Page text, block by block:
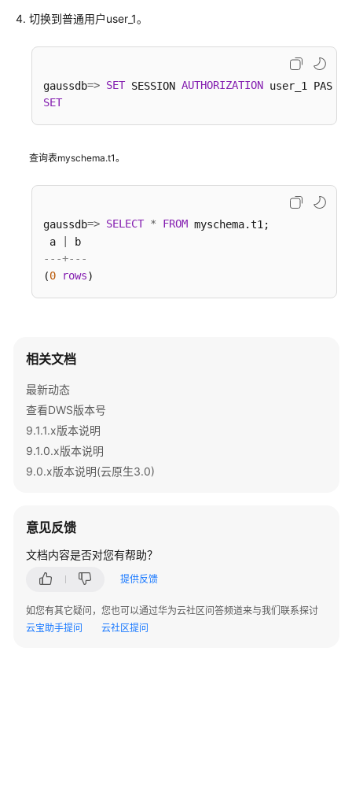
切换到普通用户user_1。
gaussdb=> SET SESSION AUTHORIZATION user_1
SET
查询表myschema.t1。
gaussdb=> SELECT * FROM myschema.t1;
a
---+---
(0 rows
相关文档
最新动态
查看DWS版本号
9.1.1.x版本说明
9.1.0.x版本说明
9.0.x版本说明(云原生3.0)
意见反馈
文档内容是否对您有帮助？
提供反馈
如您有其它疑问，您也可以通过华为云社区问答频道来与我们联系探讨
云宝助手提问
云社区提问